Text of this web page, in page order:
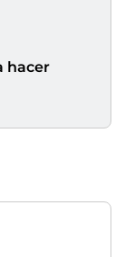
hacer